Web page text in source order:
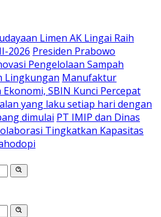
Limen AK Lingai Raih
2026 Presiden Prabowo
Pengelolaan Sampah
Lingkungan Manufaktur
SBIN Kunci Percepat
yang laku setiap hari dengan
dimulai PT IMIP dan Dinas
Tingkatkan Kapasitas